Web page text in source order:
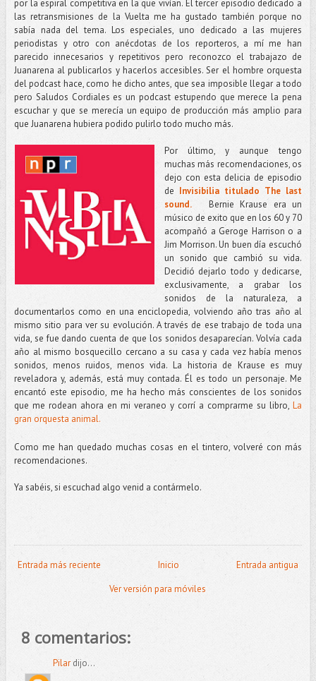
por la espiral competitiva en la que vivían. El tercer episodio dedicado a
las retransmisiones de la Vuelta me ha gustado también porque no
sabía nada del tema. Los especiales, uno dedicado a las mujeres
periodistas y otro con anécdotas de los reporteros, a mí me han
parecido innecesarios y repetitivos pero reconozco el trabajazo de
Juanarena al publicarlos y hacerlos accesibles. Ser el hombre orquesta
del podcast hace, como he dicho antes, que sea imposible llegar a todo
pero Saludos Cordiales es un podcast estupendo que merece la pena
escuchar y que se merecía un equipo de producción más amplio para
que Juanarena hubiera podido pulirlo todo mucho más.
Por último, y aunque tengo
muchas más recomendaciones, os
dejo con esta delicia de episodio
de Invisibilia titulado The last
sound.
Bernie Krause era un
músico de exito que en los 60 y 70
acompañó a Geroge Harrison o a
Jim Morrison. Un buen día escuchó
un sonido que cambió su vida.
Decidió dejarlo todo y dedicarse,
exclusivamente, a grabar los
sonidos de la naturaleza, a
documentarlos como en una enciclopedia, volviendo año tras año al
mismo sitio para ver su evolución. A través de ese trabajo de toda una
vida, se fue dando cuenta de que los sonidos desaparecían. Volvía cada
año al mismo bosquecillo cercano a su casa y cada vez había menos
sonidos, menos ruidos, menos vida. La historia de Krause es muy
reveladora y, además, está muy contada. Él es todo un personaje. Me
encantó este episodio, me ha hecho más conscientes de los sonidos
que me rodean ahora en mi veraneo y corrí a comprarme su libro,La
gran orquesta animal.
Como me han quedado muchas cosas en el tintero, volveré con más
recomendaciones.
Ya sabéis, si escuchad algo venid a contármelo.
Entrada más reciente Entrada antigua
Inicio
Ver versión para móviles
8 comentarios:
Pilardijo...